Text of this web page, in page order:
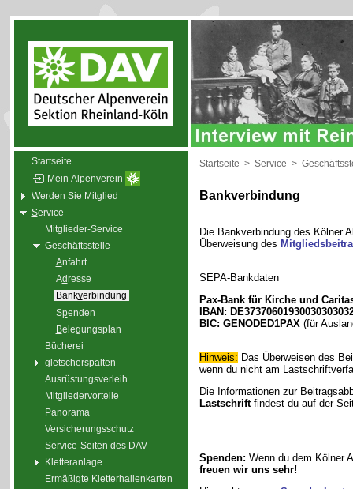
Startseite
Mein Alpenverein
Werden Sie Mitglied
Service
Mitglieder-Service
Geschäftsstelle
Anfahrt
Adresse
Bankverbindung
Spenden
Belegungsplan
Bücherei
gletscherspalten
Ausrüstungsverleih
Mitgliedervorteile
Panorama
Versicherungsschutz
Service-Seiten des DAV
Kletteranlage
Ermäßigte Kletterhallenkarten
Startseite > Service >
Bankverbindung
Die Bankverbindung des Kölner
Überweisung des
SEPA-Bankdaten
Pax-Bank für Kirche und
IBAN:
BIC: GENODED1PAX(für
Hinweis: Das Überweisen des
wenn du nichtam
Die Informationen zur
Lastschriftfindest du auf der
Spenden: Wenn du dem Kölner
freuen wir uns sehr!